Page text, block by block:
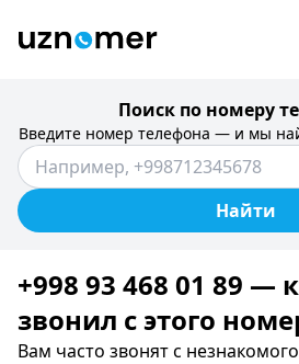
Поиск по номеру
Введите номер телефона — и мы
Найти
+998 93 468 01 89 —
звонил c этого
Вам часто звонят с